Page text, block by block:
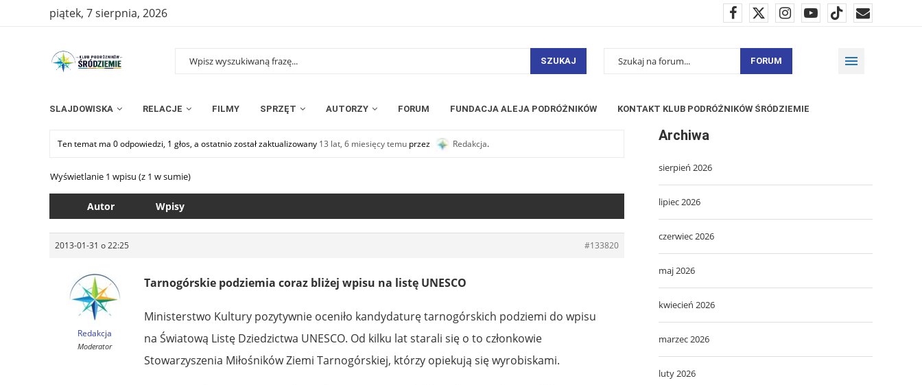
piątek, 7 sierpnia, 2026
SZUKAJ FORUM
SLAJDOWISKA RELACJE FILMY SPRZĘT AUTORZY FORUM FUNDACJA ALEJA PODRÓŻNIKÓW KONTAKT KLUB PODRÓŻNIKÓW ŚRÓDZIEMIE
Ten temat ma 0 odpowiedzi, 1 głos, a ostatnio został zaktualizowany 13 lat, 6 miesięcy temu przez Redakcja.
Wyświetlanie 1 wpisu (z 1 w sumie)
Autor Wpisy
2013-01-31 o 22:25 #133820
Redakcja
Moderator
Tarnogórskie podziemia coraz bliżej wpisu na listę UNESCO
Ministerstwo Kultury pozytywnie oceniło kandydaturę tarnogórskich podziemi do wpisu
na Światową Listę Dziedzictwa UNESCO. Od kilku lat starali się o to członkowie
Stowarzyszenia Miłośników Ziemi Tarnogórskiej, którzy opiekują się wyrobiskami.
Archiwa
sierpień 2026
lipiec 2026
czerwiec 2026
maj 2026
kwiecień 2026
marzec 2026
luty 2026